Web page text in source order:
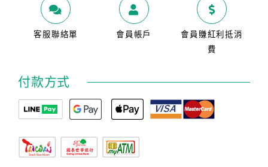
客服聯絡單 會員帳戶
會員賺紅利抵消
費
付款方式